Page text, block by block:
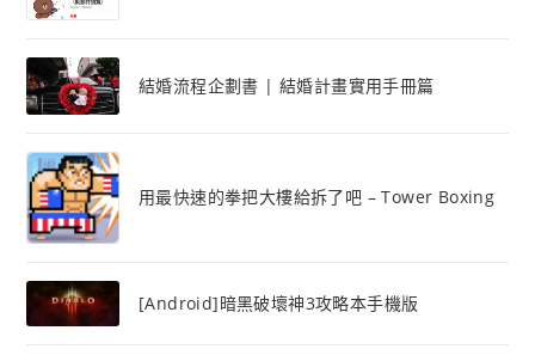
結婚流程企劃書 | 結婚計畫實用手冊篇
用最快速的拳把大樓給拆了吧 – Tower Boxing
[Android]暗黑破壞神3攻略本手機版